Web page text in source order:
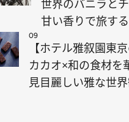
世界のバニラと
甘い香りで旅す
09
【ホテル雅叙園東
カカオ×和の食材を
見目麗しい雅な世